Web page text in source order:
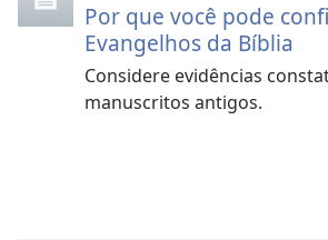
Por que você pode
Evangelhos da Bíblia
Considere evidências
manuscritos antigos.